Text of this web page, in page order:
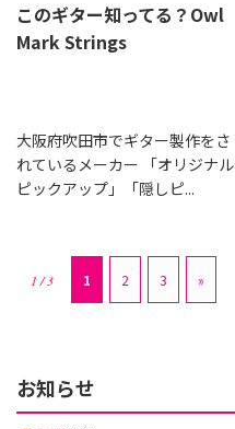
このギター知ってる？Owl
Mark Strings
大阪府吹田市でギター製作をさ
れているメーカー 「オリジナル
ピックアップ」「隠しピ...
1 / 3 1 2 3 »
お知らせ